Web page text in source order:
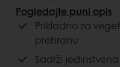
traže
Sadrži kiselo
Prednosti za kupca
Pogledajte puni opis
Prikladno za
prehranu
Sadrži